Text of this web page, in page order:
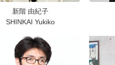
新階 由紀子
SHINKAI Yukiko